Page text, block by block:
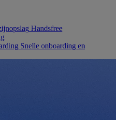
Handsfree
Snelle onboarding en